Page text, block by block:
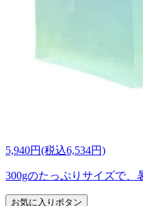
5,940円(税込6,534円)
300gのたっぷりサイズで、
お気に入りボタン